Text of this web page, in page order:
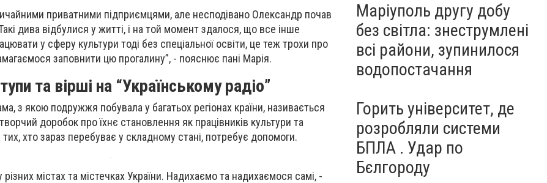
приватними підприємцями, але несподівано Олександр почав
дива відбулися у житті, і на той момент здалося, що все інше
у сферу культури тоді без спеціальної освіти, це теж трохи про
заповнити цю прогалину”, - пояснює пані Марія.
та вірші на “Українському радіо”
з якою подружжя побувала у багатьох регіонах країни, називається
доробок про їхнє становлення як працівників культури та
тих, хто зараз перебуває у складному стані, потребує допомоги.
різних містах та містечках України. Надихаємо та надихаємося самі, -
Маріуполь другу добу
без світла: знеструмлені
всі райони, зупинилося
водопостачання
Горить університет, де
розробляли системи
БПЛА . Удар по
Бєлгороду